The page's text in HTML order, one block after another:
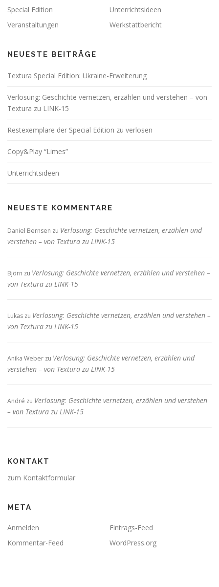
Special Edition
Unterrichtsideen
Veranstaltungen
Werkstattbericht
NEUESTE BEITRÄGE
Textura Special Edition: Ukraine-Erweiterung
Verlosung: Geschichte vernetzen, erzählen und verstehen – von
Textura zu LINK-15
Restexemplare der Special Edition zu verlosen
Copy&Play “Limes”
Unterrichtsideen
NEUESTE KOMMENTARE
Daniel Bernsen zu Verlosung: Geschichte vernetzen, erzählen und
verstehen – von Textura zu LINK-15
Björn zu Verlosung: Geschichte vernetzen, erzählen und verstehen –
von Textura zu LINK-15
Lukas zu Verlosung: Geschichte vernetzen, erzählen und verstehen –
von Textura zu LINK-15
Anika Weber zu Verlosung: Geschichte vernetzen, erzählen und
verstehen – von Textura zu LINK-15
André zu Verlosung: Geschichte vernetzen, erzählen und verstehen
– von Textura zu LINK-15
KONTAKT
zum Kontaktformular
META
Anmelden
Eintrags-Feed
Kommentar-Feed
WordPress.org